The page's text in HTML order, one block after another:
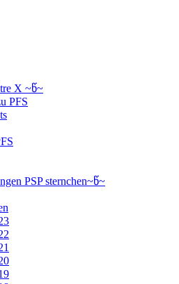
X ~წ~
PFS
PSP sternchen~წ~